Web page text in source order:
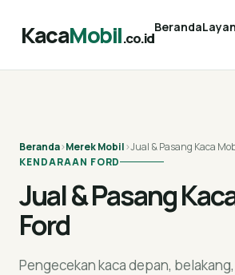
KacaMobil.co.id
Beranda
Beranda›Merek Mobil›Jual & Pasang Kaca
KENDARAAN FORD
Jual & Pasang
Ford
Pengecekan kaca depan,